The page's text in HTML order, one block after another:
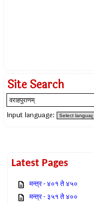
Site Search
Input language:
Latest Pages
मन्त्र - ४०१ ते ४५०
मन्त्र - ३५१ ते ४००